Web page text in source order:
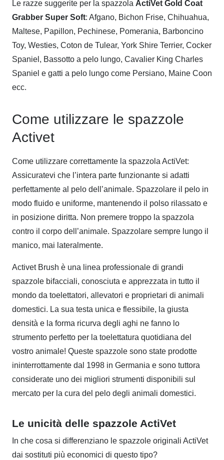
Le razze suggerite per la spazzola ActiVet Gold Coat
Grabber Super Soft: Afgano, Bichon Frise, Chihuahua,
Maltese, Papillon, Pechinese, Pomerania, Barboncino
Toy, Westies, Coton de Tulear, York Shire Terrier, Cocker
Spaniel, Bassotto a pelo lungo, Cavalier King Charles
Spaniel e gatti a pelo lungo come Persiano, Maine Coon
ecc.
Come utilizzare le spazzole
Activet
Come utilizzare correttamente la spazzola ActiVet:
Assicuratevi che l’intera parte funzionante si adatti
perfettamente al pelo dell’animale. Spazzolare il pelo in
modo fluido e uniforme, mantenendo il polso rilassato e
in posizione diritta. Non premere troppo la spazzola
contro il corpo dell’animale. Spazzolare sempre lungo il
manico, mai lateralmente.
Activet Brush è una linea professionale di grandi
spazzole bifacciali, conosciuta e apprezzata in tutto il
mondo da toelettatori, allevatori e proprietari di animali
domestici. La sua testa unica e flessibile, la giusta
densità e la forma ricurva degli aghi ne fanno lo
strumento perfetto per la toelettatura quotidiana del
vostro animale! Queste spazzole sono state prodotte
ininterrottamente dal 1998 in Germania e sono tuttora
considerate uno dei migliori strumenti disponibili sul
mercato per la cura del pelo degli animali domestici.
Le unicità delle spazzole ActiVet
In che cosa si differenziano le spazzole originali ActiVet
dai sostituti più economici di questo tipo?